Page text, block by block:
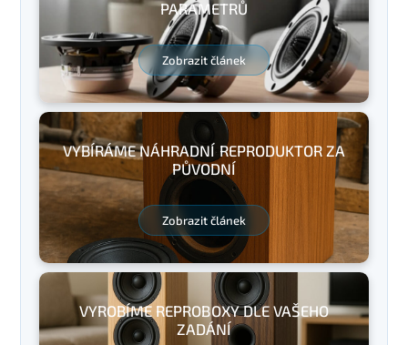
PARAMETRŮ
Zobrazit článek
VYBÍRÁME NÁHRADNÍ REPRODUKTOR ZA
PŮVODNÍ
Zobrazit článek
VYROBÍME REPROBOXY DLE VAŠEHO
ZADÁNÍ